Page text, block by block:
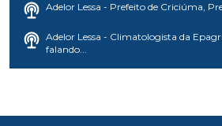
Adelor Lessa - Prefeito de Criciúma,
Adelor Lessa - Climatologista da
falando...